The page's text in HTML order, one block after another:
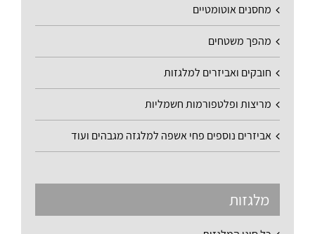
מחסנים אוטומטיים
מהפך משטחים
חובקים ואביזרים למלגזות
מריצות ופלטפורמות חשמליות
אביזרים נוספים פחי אשפה למלגזה מגבהים ועוד
מלגזות